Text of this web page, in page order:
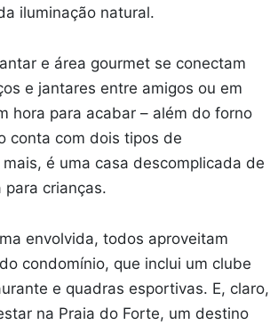
iluminação natural.
e área gourmet se conectam
e jantares entre amigos ou em
hora para acabar – além do forno
conta com dois tipos de
é uma casa descomplicada de
para crianças.
envolvida, todos aproveitam
condomínio, que inclui um clube
e quadras esportivas. E, claro,
na Praia do Forte, um destino